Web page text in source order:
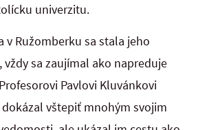
univerzitu.
v Ružomberku sa stala jeho
sa zaujímal ako napreduje
Pavlovi Kluvánkovi
vštepiť mnohým svojim